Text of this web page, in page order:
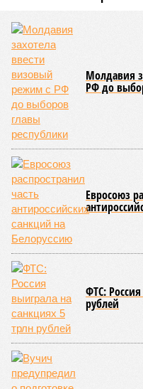
Молдавия
РФ до
Евросоюз
ФТС:
рублей